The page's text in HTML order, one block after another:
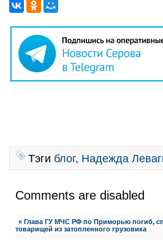
Тэги блог, Надежда
Comments are disabled
« Глава ГУ МЧС РФ по Приморью погиб,
товарищей из затопленного грузовика